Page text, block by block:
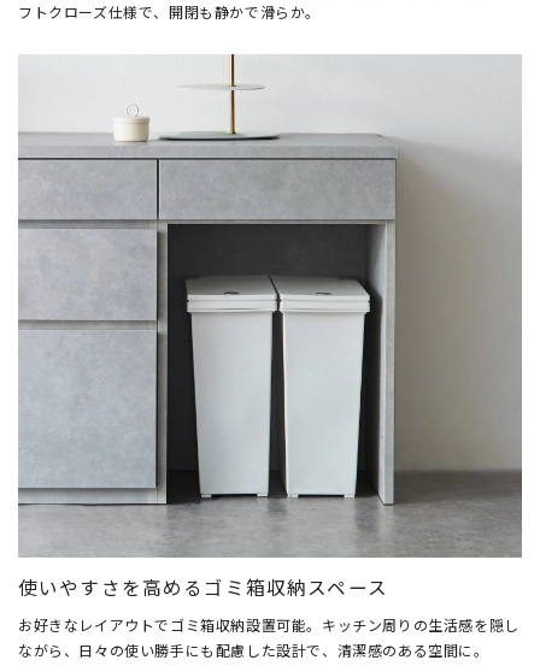
フトクローズ仕様で、開閉も静かで滑らか。
使いやすさを高めるゴミ箱収納スペース
お好きなレイアウトでゴミ箱収納設置可能。キッチン周りの生活感を隠し
ながら、日々の使い勝手にも配慮した設計で、清潔感のある空間に。